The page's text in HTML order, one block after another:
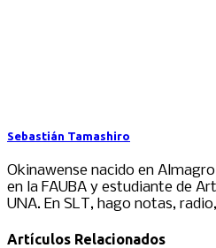
Sebastián Tamashiro
Okinawense nacido en
en la FAUBA y estudiante de
UNA. En SLT, hago notas,
Artículos Relacionados